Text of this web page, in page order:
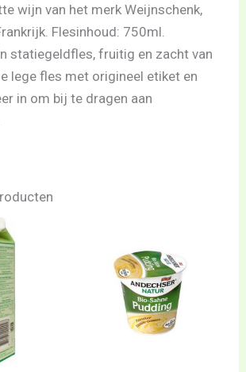
wijn van het merk Weijnschenk,
Flesinhoud: 750ml.
statiegeldfles, fruitig en zacht van
lege fles met origineel etiket en
in om bij te dragen aan